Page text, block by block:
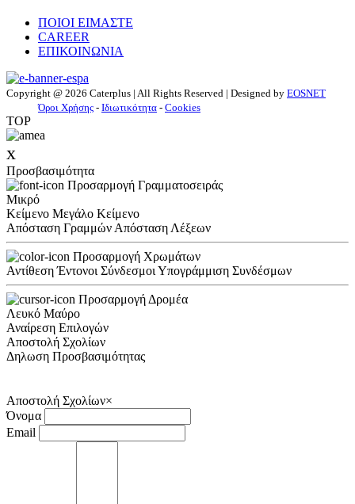
ΠΟΙΟΙ ΕΙΜΑΣΤΕ
CAREER
ΕΠΙΚΟΙΝΩΝΙΑ
Copyright @ 2026 Caterplus | All Rights Reserved | Designed by EOSNET
Όροι Χρήσης - Ιδιωτικότητα - Cookies
TOP
x
Προσβασιμότητα
Προσαρμογή Γραμματοσειράς
Μικρό
Κείμενο Μεγάλο Κείμενο
Απόσταση Γραμμών Απόσταση Λέξεων
Προσαρμογή Χρωμάτων
Αντίθεση Έντονοι Σύνδεσμοι Υπογράμμιση Συνδέσμων
Προσαρμογή Δρομέα
Λευκό Μαύρο
Αναίρεση Επιλογών
Αποστολή Σχολίων
Δηλωση Προσβασιμότητας
Αποστολή Σχολίων×
Όνομα
Email